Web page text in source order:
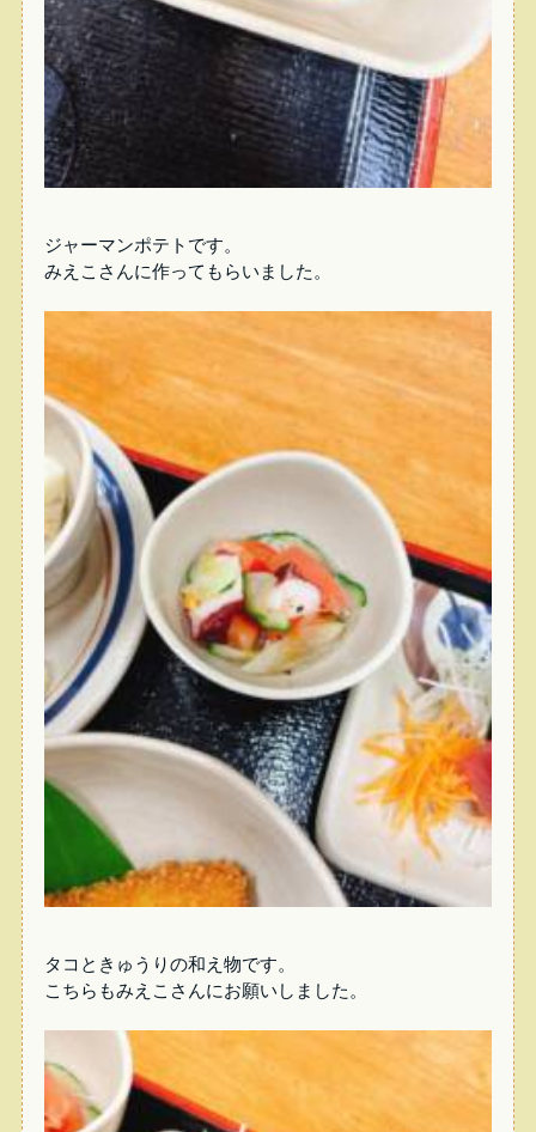
ジャーマンポテトです。
みえこさんに作ってもらいました。
タコときゅうりの和え物です。
こちらもみえこさんにお願いしました。